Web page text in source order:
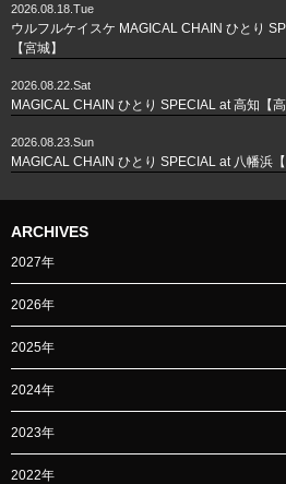
2026.08.18.Tue
ウルフルケイスケ MAGICAL CHAIN ひとり
【宮城】
2026.08.22.Sat
MAGICAL CHAIN ひとり SPECIAL at 高知【高
2026.08.23.Sun
MAGICAL CHAIN ひとり SPECIAL at 八幡浜【
ARCHIVES
2027年
2026年
2025年
2024年
2023年
2022年